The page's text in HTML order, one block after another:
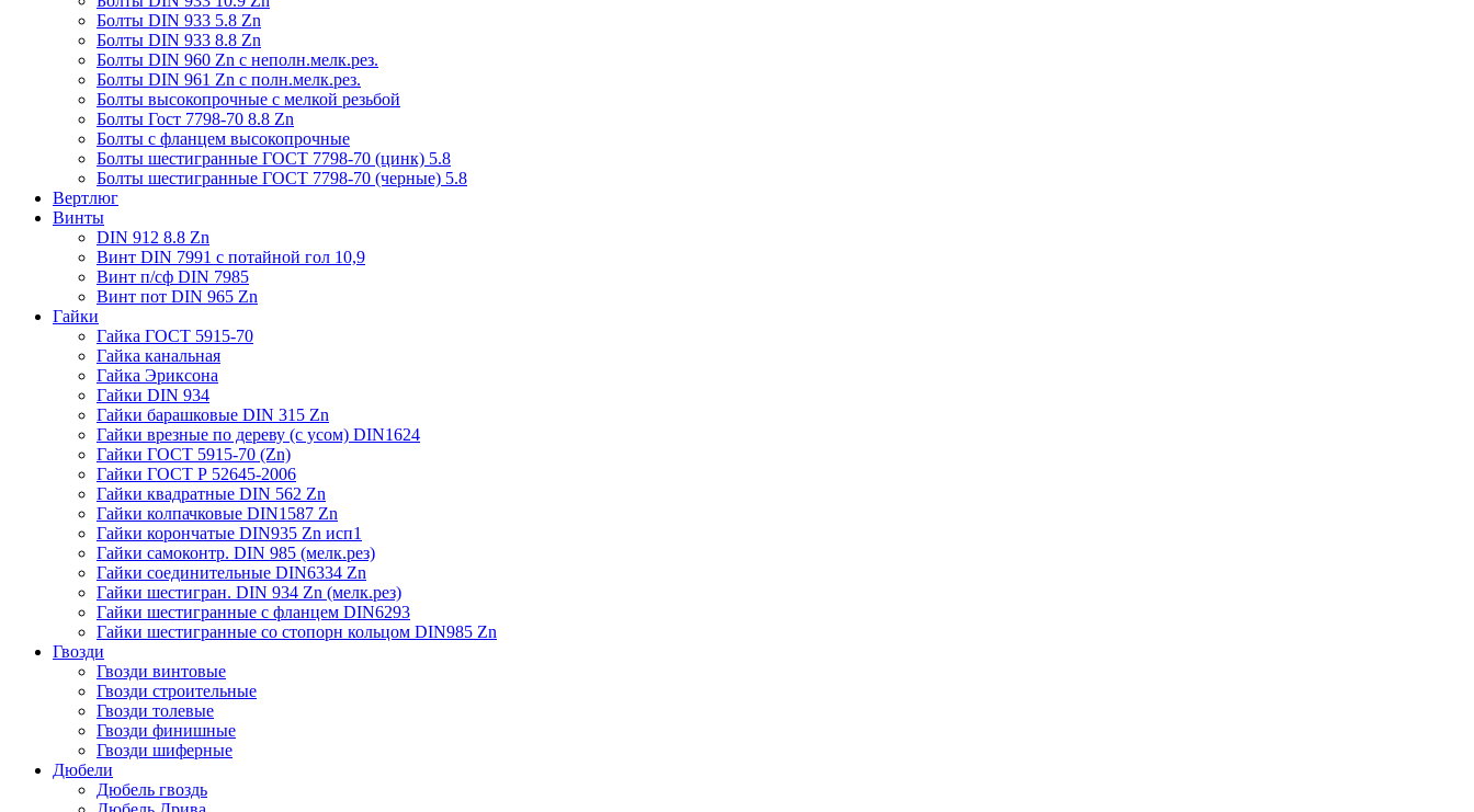
Болты DIN 933 5.8 Zn
Болты DIN 933 8.8 Zn
Болты DIN 960 Zn c неполн.мелк.рез.
Болты DIN 961 Zn с полн.мелк.рез.
Болты высокопрочные с мелкой резьбой
Болты Гост 7798-70 8.8 Zn
Болты с фланцем высокопрочные
Болты шестигранные ГОСТ 7798-70 (цинк) 5.8
Болты шестигранные ГОСТ 7798-70 (черные) 5.8
Вертлюг
Винты
DIN 912 8.8 Zn
Винт DIN 7991 c потайной гол 10,9
Винт п/сф DIN 7985
Винт пот DIN 965 Zn
Гайки
Гайка ГОСТ 5915-70
Гайка канальная
Гайка Эриксона
Гайки DIN 934
Гайки барашковые DIN 315 Zn
Гайки врезные по дереву (с усом) DIN1624
Гайки ГОСТ 5915-70 (Zn)
Гайки ГОСТ Р 52645-2006
Гайки квадратные DIN 562 Zn
Гайки колпачковые DIN1587 Zn
Гайки корончатые DIN935 Zn исп1
Гайки самоконтр. DIN 985 (мелк.рез)
Гайки соединительные DIN6334 Zn
Гайки шестигран. DIN 934 Zn (мелк.рез)
Гайки шестигранные с фланцем DIN6293
Гайки шестигранные со стопорн кольцом DIN985 Zn
Гвозди
Гвозди винтовые
Гвозди строительные
Гвозди толевые
Гвозди финишные
Гвозди шиферные
Дюбели
Дюбель гвоздь